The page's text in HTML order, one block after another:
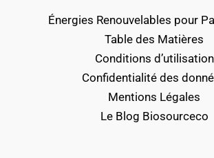
Énergies Renouvelables pour
Table des Matières
Conditions d’utilisation
Confidentialité des
Mentions Légales
Le Blog Biosourceco